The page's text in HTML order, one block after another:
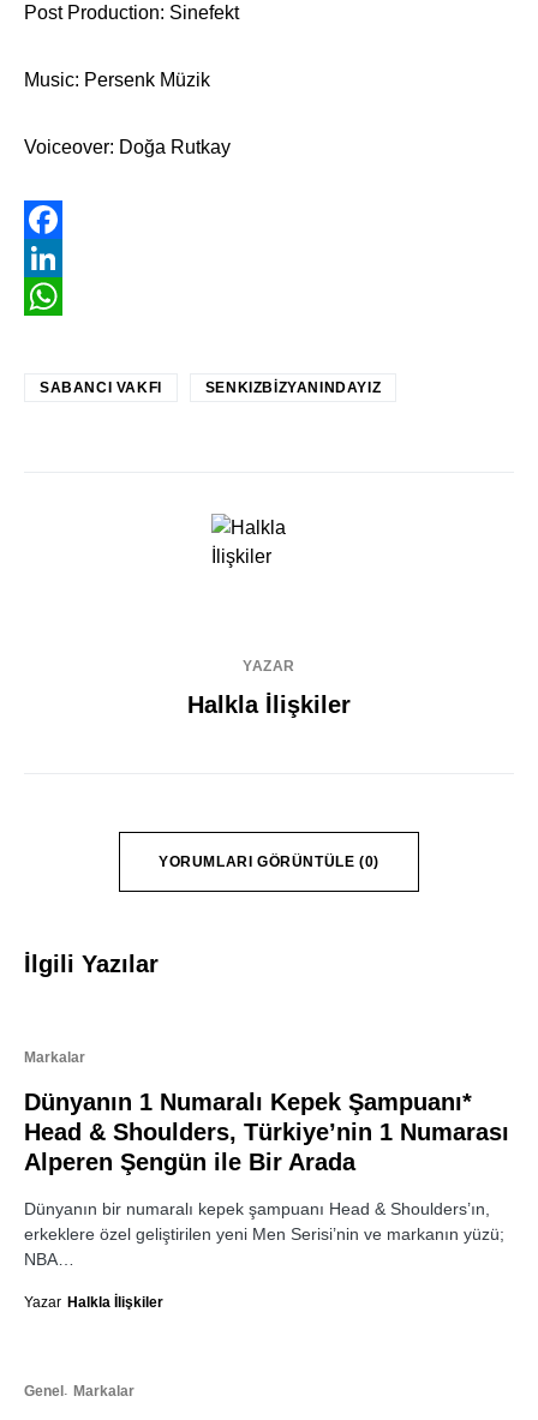
Post Production: Sinefekt
Music: Persenk Müzik
Voiceover: Doğa Rutkay
Facebook
LinkedIn
SABANCI VAKFI SENKIZBIZYANINDAYIZ
YAZAR
Halkla İlişkiler
YORUMLARI GÖRÜNTÜLE (0)
İlgili Yazılar
Markalar
Dünyanın 1 Numaralı Kepek Şampuanı*
Head & Shoulders, Türkiye’nin 1 Numarası
Alperen Şengün ile Bir Arada
Dünyanın bir numaralı kepek şampuanı Head & Shoulders’ın,
erkeklere özel geliştirilen yeni Men Serisi’nin ve markanın yüzü;
NBA…
Yazar Halkla İlişkiler
Genel Markalar